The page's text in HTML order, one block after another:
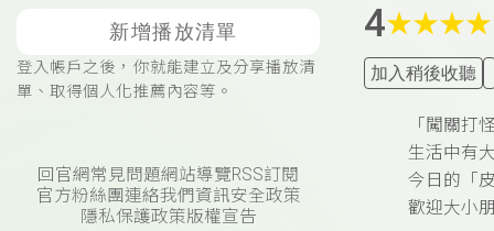
新增播放清單
登入帳戶之後，你就能建立及分享播放清
單、取得個人化推薦內容等。
回官網常見問題網站導覽RSS訂閱
官方粉絲團連絡我們 資訊安全政策
隱私保護政策版權宣告
4★★★★
加入稍後收聽
「闖關打
生活中有
今日的「
歡迎大小